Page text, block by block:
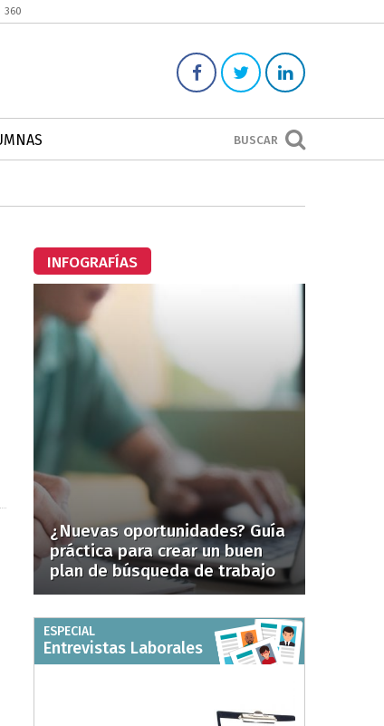
360
BUSCAR
INFOGRAFÍAS
¿Nuevas oportunidades? Guía
práctica para crear un buen
plan de búsqueda de trabajo
ESPECIAL
Entrevistas Laborales